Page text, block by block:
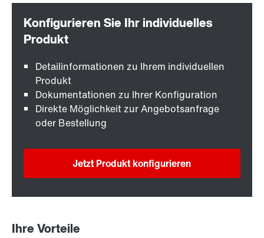
Detailinformationen zu Ihrem individuellen
Produkt
Dokumentationen zu Ihrer Konfiguration
Direkte Möglichkeit zur Angebotsanfrage
oder Bestellung
Jetzt Produkt konfigurieren
Ihre Vorteile